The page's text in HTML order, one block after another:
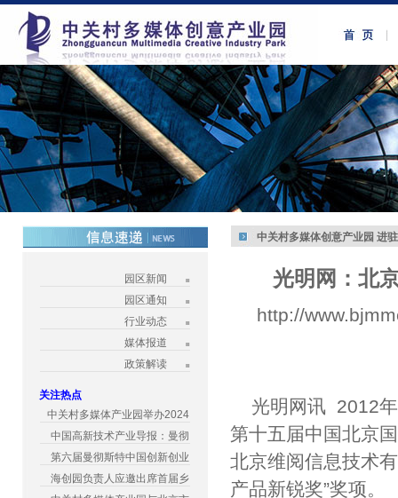
园区新闻
园区通知
行业动态
媒体报道
政策解读
关注热点
中关村多媒体产业园举办2024
中国高新技术产业导报：曼彻
第六届曼彻斯特中国创新创业
海创园负责人应邀出席首届乡
中关村多媒体创意产业园 进
光明网：北
http://
光明网讯 2012
第十五届中国北京
北京维阅信息技术
产品新锐奖”奖项。